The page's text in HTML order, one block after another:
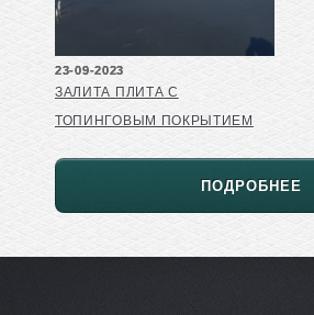
23-09-2023
ЗАЛИТА ПЛИТА С
ТОПИНГОВЫМ ПОКРЫТИЕМ
ПОДРОБНЕЕ